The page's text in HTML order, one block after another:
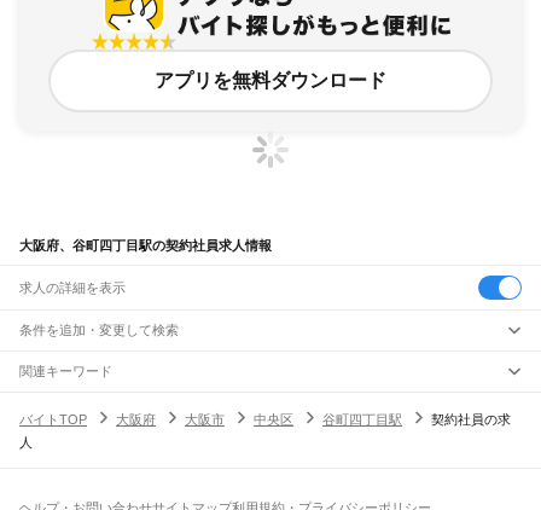
アプリを無料ダウンロード
大阪府、谷町四丁目駅の契約社員求人情報
求人の詳細を表示
条件を追加・変更して検索
市区町村を追加・変更
大阪府すべて
平野区北区中央区
駅を追加・変更
飲食・フードサービスすべて
関連キーワード
バイトTOP
大阪府 大阪市 中央区 谷町四丁目駅
契約社員の求
人
ヘルプ・お問い合わせサイトマップ利用規約・プライバシーポリシー